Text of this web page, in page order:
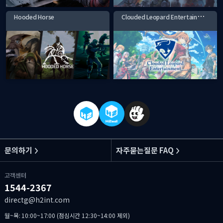
Hooded Horse C
louded Leopard Entertainment
문의하기 자주묻는질문 FAQ
고객센터
1544-2367
directg@h2int.com
월~목: 10:00~17:00 (점심시간 12:30~14:00 제외)